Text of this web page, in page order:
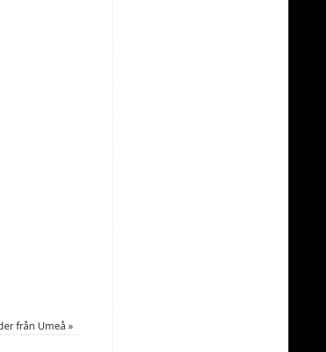
från Umeå »